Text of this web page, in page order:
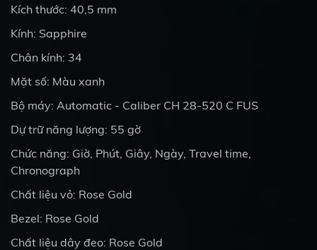
Kích thước: 40,5 mm
Kính: Sapphire
Chân kính: 34
Mặt số: Màu xanh
Bộ máy: Automatic - Caliber CH 28‑520 C FUS
Dự trữ năng lượng: 55 gờ
Chức năng: Giờ, Phút, Giây, Ngày, Travel time,
Chronograph
Chất liệu vỏ: Rose Gold
Bezel: Rose Gold
Chất liệu dây đeo: Rose Gold